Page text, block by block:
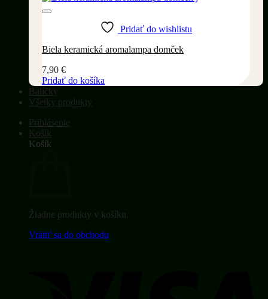
Pridať do wishlistu
Biela keramická aromalampa domček
7,90 €
Pridať do košíka
Balíčky
Všetky produkty
Prihlásenie
Košík
Košík
Žiadne produkty v košíku.
Vrátiť sa do obchodu